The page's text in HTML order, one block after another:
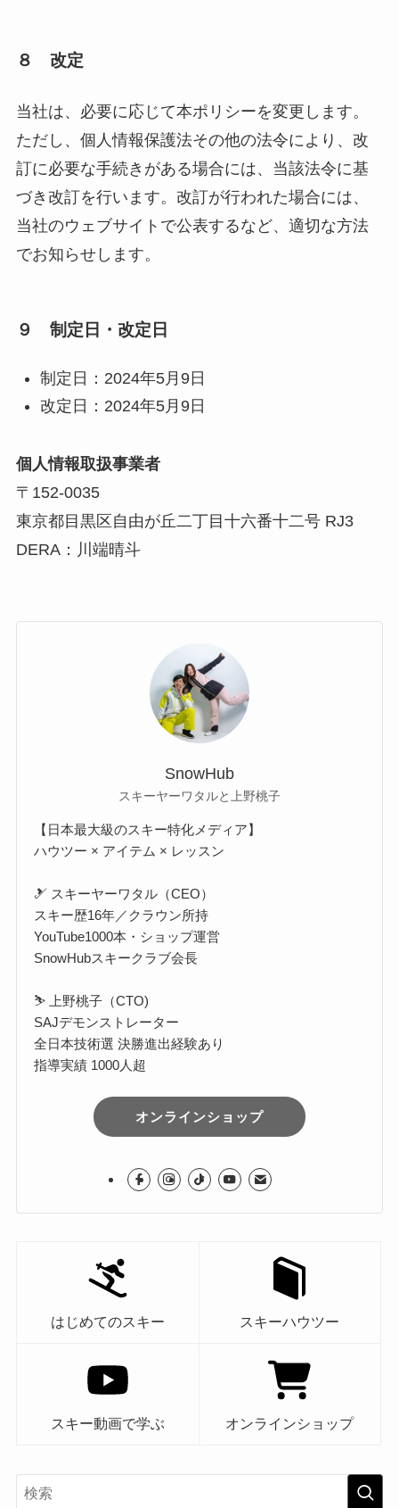
８ 改定
当社は、必要に応じて本ポリシーを変更します。
ただし、個人情報保護法その他の法令により、改
訂に必要な手続きがある場合には、当該法令に基
づき改訂を行います。改訂が行われた場合には、
当社のウェブサイトで公表するなど、適切な方法
でお知らせします。
９ 制定日・改定日
制定日：2024年5月9日
改定日：2024年5月9日
個人情報取扱事業者
〒152-0035
東京都目黒区自由が丘二丁目十六番十二号 RJ3
DERA：川端晴斗
SnowHub
スキーヤーワタルと上野桃子
【日本最大級のスキー特化メディア】
ハウツー × アイテム × レッスン
🎿 スキーヤーワタル（CEO）
スキー歴16年／クラウン所持
YouTube1000本・ショップ運営
SnowHubスキークラブ会長
⛷️ 上野桃子（CTO)
SAJデモンストレーター
全日本技術選 決勝進出経験あり
指導実績 1000人超
オンラインショップ
はじめてのスキー スキーハウツー
スキー動画で学ぶ オンラインショップ